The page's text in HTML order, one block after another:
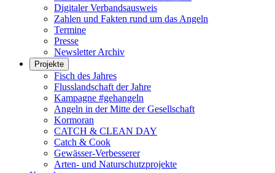
Digitaler Verbandsausweis
Zahlen und Fakten rund um das Angeln
Termine
Presse
Newsletter Archiv
Projekte
Fisch des Jahres
Flusslandschaft der Jahre
Kampagne #gehangeln
Angeln in der Mitte der Gesellschaft
Kormoran
CATCH & CLEAN DAY
Catch & Cook
Gewässer-Verbesserer
Arten- und Naturschutzprojekte